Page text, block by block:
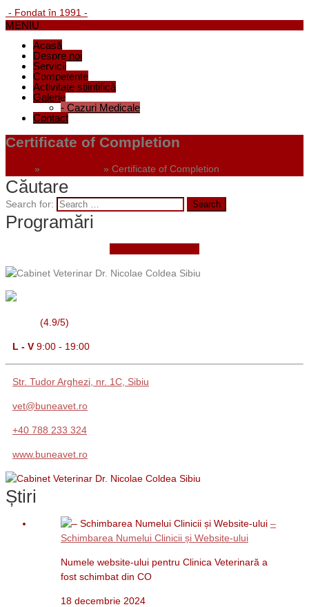
- Fondat în 1991 -
MENIU
Acasă
Despre noi
Servicii
Competențe
Activitate științifică
Galerie
- Cazuri Medicale
Contact
Certificate of Completion
» » Certificate of Completion
Căutare
Search for:
Programări
(4.9/5)
L - V 9:00 - 19:00
Str. Tudor Arghezi, nr. 1C, Sibiu
vet@buneavet.ro
+40 788 233 324
www.buneavet.ro
Știri
–
Schimbarea Numelui Clinicii și Website-ului
Numele website-ului pentru Clinica Veterinară a
fost schimbat din CO
18 decembrie 2024